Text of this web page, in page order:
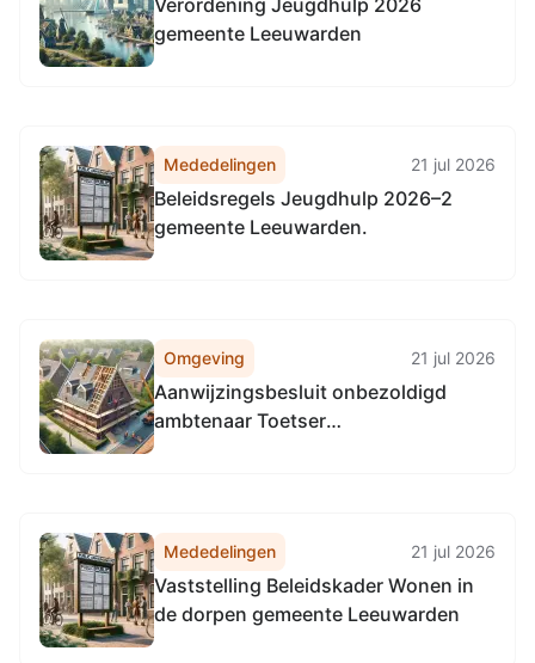
Verordening Jeugdhulp 2026
gemeente Leeuwarden
Mededelingen 21 jul 2026
Beleidsregels Jeugdhulp 2026–2
gemeente Leeuwarden.
Omgeving 21 jul 2026
Aanwijzingsbesluit onbezoldigd
ambtenaar Toetser
Mededelingen 21 jul 2026
Vaststelling Beleidskader Wonen in
de dorpen gemeente Leeuwarden